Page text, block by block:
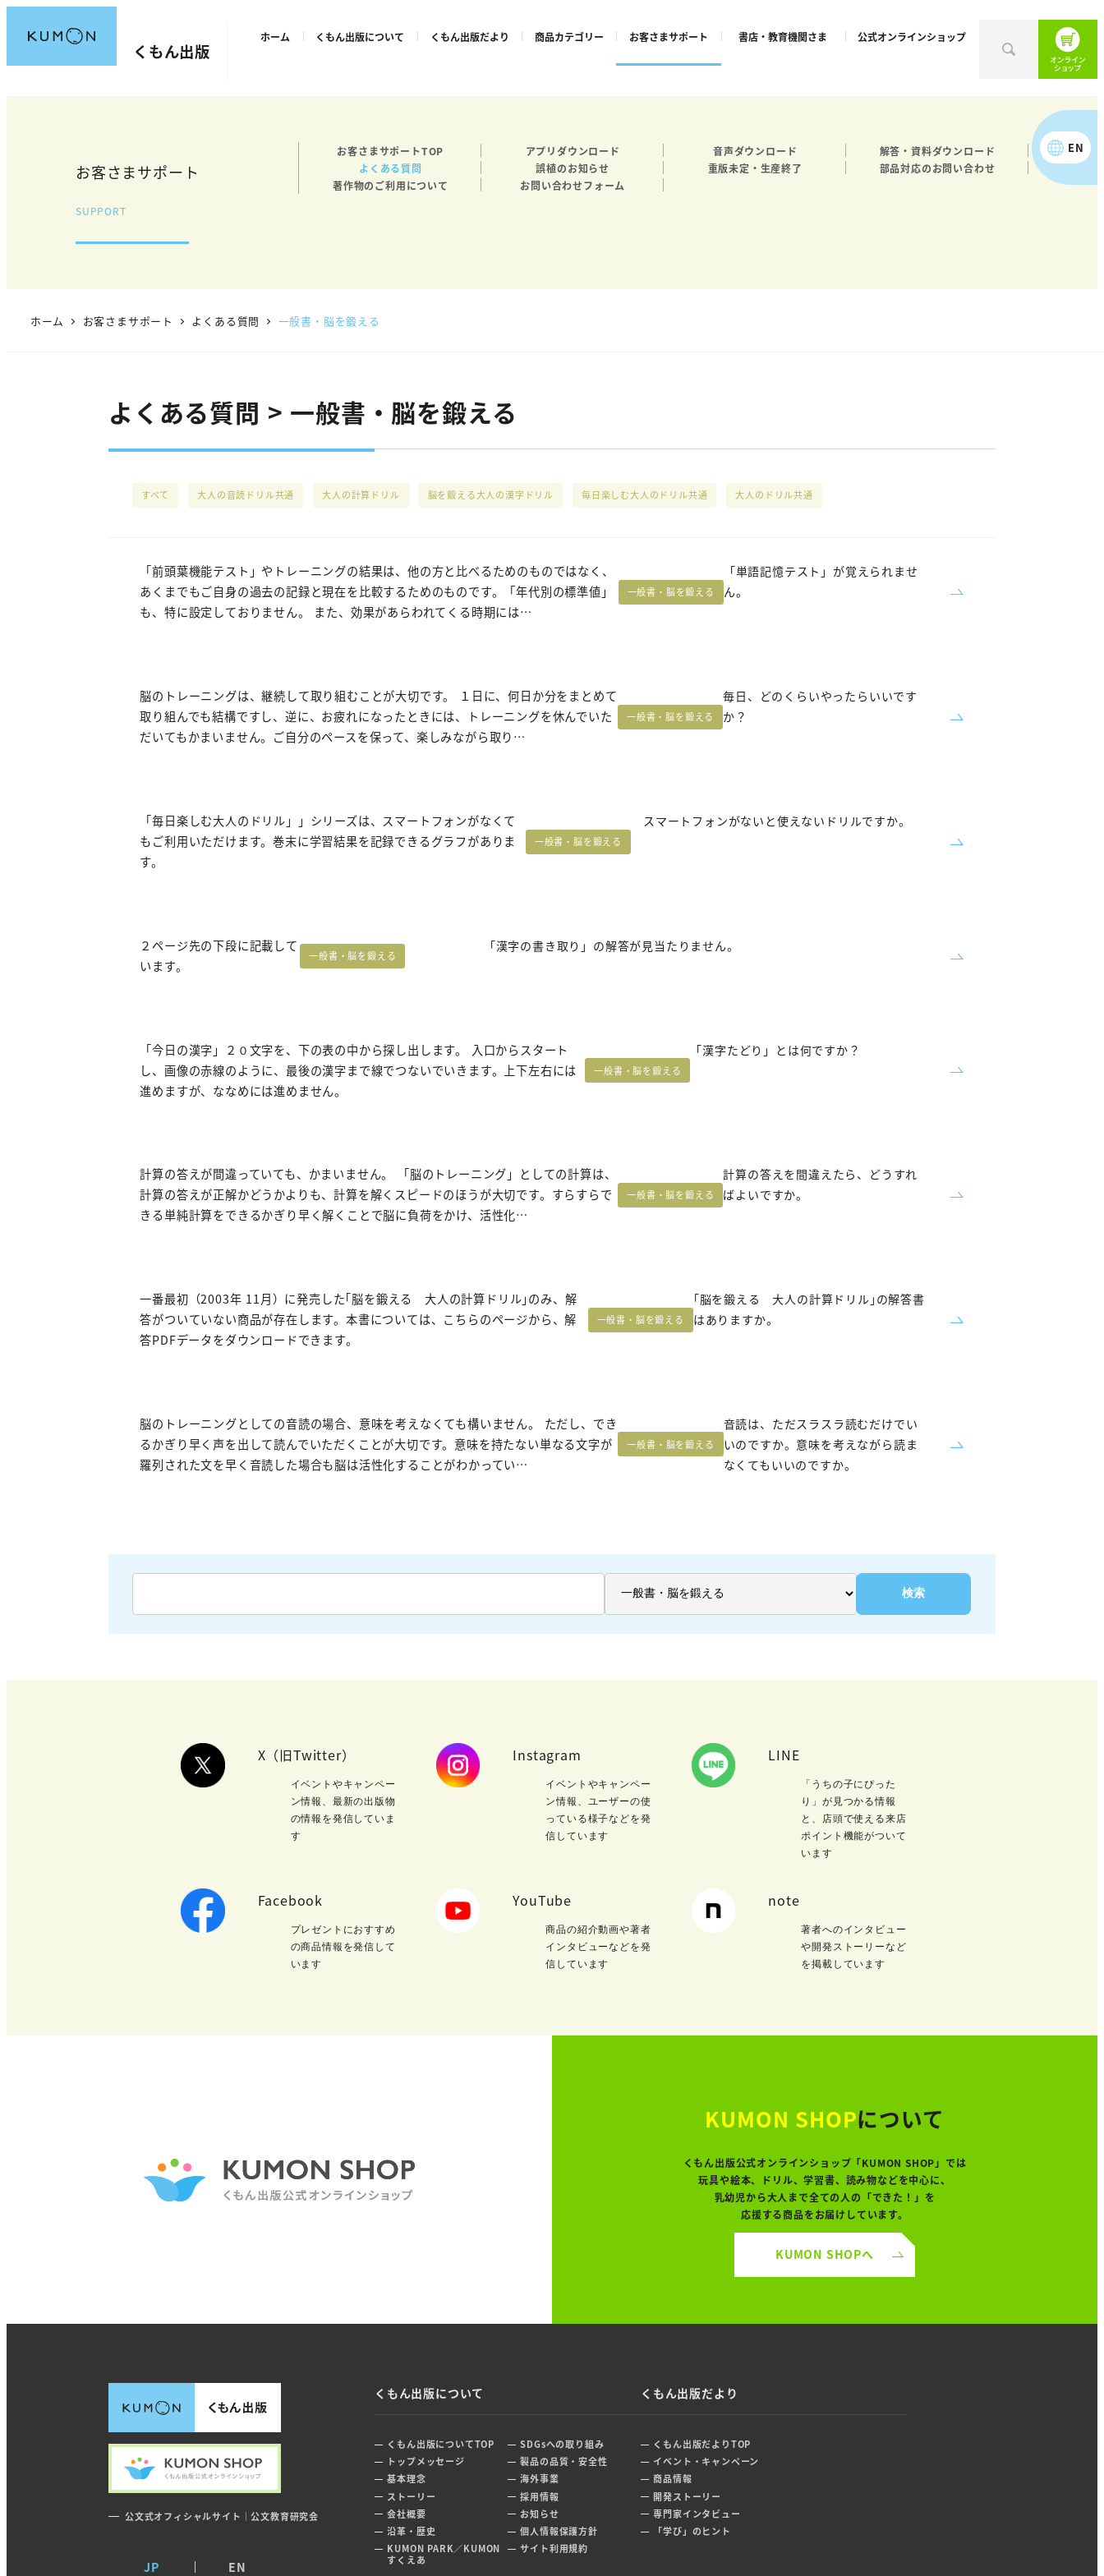
ン
くもん出版
ホーム くもん出版について くもん出版だより 商品カテゴリー お客さまサポート
お客さまサポート
SUPPORT
お客さまサポートTOP アプリダウンロード 音声ダウンロード
解答・資料ダウンロード
よくある質問
誤植のお知らせ 重版未定・生産終了
部品対応のお問い合わせ
著作物のご利用について
お問い合わせフォーム
書店・教育機関さま 公式オンラインショップ
EN
ホーム お客さまサポート よくある質問 一般書・脳を鍛える
よくある質問 > 一般書・脳を鍛える
すべて 大人の音読ドリル共通 大人の計算ドリル 脳を鍛える大人の漢字ドリル 毎日楽しむ大人のドリル共通 大人のドリル共通
「単語記憶テスト」が覚えられませ
ん。
「前頭葉機能テスト」やトレーニングの結果は、他の方と比べるためのものではなく、
あくまでもご自身の過去の記録と現在を比較するためのものです。「年代別の標準値」
も、特に設定しておりません。 また、効果があらわれてくる時期には…
一般書・脳を鍛える
毎日、どのくらいやったらいいです
か？
脳のトレーニングは、継続して取り組むことが大切です。 １日に、何日か分をまとめて
取り組んでも結構ですし、逆に、お疲れになったときには、トレーニングを休んでいた
だいてもかまいません。ご自分のペースを保って、楽しみながら取り…
一般書・脳を鍛える
スマートフォンがないと使えないドリルですか。
「毎日楽しむ大人のドリル」」シリーズは、スマートフォンがなくて
もご利用いただけます。巻末に学習結果を記録できるグラフがありま
す。
一般書・脳を鍛える
「漢字の書き取り」の解答が見当たりません。
２ページ先の下段に記載して
います。
一般書・脳を鍛える
「漢字たどり」とは何ですか？
「今日の漢字」２０文字を、下の表の中から探し出します。 入口からスタート
し、画像の赤線のように、最後の漢字まで線でつないでいきます。上下左右には
進めますが、ななめには進めません。
一般書・脳を鍛える
計算の答えを間違えたら、どうすれ
ばよいですか。
計算の答えが間違っていても、かまいません。 「脳のトレーニング」としての計算は、
計算の答えが正解かどうかよりも、計算を解くスピードのほうが大切です。すらすらで
きる単純計算をできるかぎり早く解くことで脳に負荷をかけ、活性化…
一般書・脳を鍛える
｢脳を鍛える 大人の計算ドリル｣の解答書
はありますか。
一番最初（2003年 11月）に発売した｢脳を鍛える 大人の計算ドリル｣のみ、解
答がついていない商品が存在します。本書については、こちらのページから、解
答PDFデータをダウンロードできます。
一般書・脳を鍛える
音読は、ただスラスラ読むだけでい
いのですか。意味を考えながら読ま
なくてもいいのですか。
脳のトレーニングとしての音読の場合、意味を考えなくても構いません。 ただし、でき
るかぎり早く声を出して読んでいただくことが大切です。意味を持たない単なる文字が
羅列された文を早く音読した場合も脳は活性化することがわかってい…
一般書・脳を鍛える
検索
X（旧Twitter）
イベントやキャンペー
ン情報、最新の出版物
の情報を発信していま
す
Instagram
イベントやキャンペー
ン情報、ユーザーの使
っている様子などを発
信しています
LINE
「うちの子にぴった
り」が見つかる情報
と、店頭で使える来店
ポイント機能がついて
います
Facebook
プレゼントにおすすめ
の商品情報を発信して
います
YouTube
商品の紹介動画や著者
インタビューなどを発
信しています
note
著者へのインタビュー
や開発ストーリーなど
を掲載しています
KUMON SHOPについて
くもん出版公式オンラインショップ「KUMON SHOP」では
玩具や絵本、ドリル、学習書、読み物などを中心に、
乳幼児から大人まで全ての人の「できた！」を
応援する商品をお届けしています。
KUMON SHOPへ
公文式オフィシャルサイト｜公文教育研究会
JP EN
くもん出版について
くもん出版についてTOP
トップメッセージ
基本理念
ストーリー
会社概要
沿革・歴史
KUMON PARK／KUMON
すくえあ
SDGsへの取り組み
製品の品質・安全性
海外事業
採用情報
お知らせ
個人情報保護方針
サイト利用規約
くもん出版だより
くもん出版だよりTOP
イベント・キャンペーン
商品情報
開発ストーリー
専門家インタビュー
「学び」のヒント